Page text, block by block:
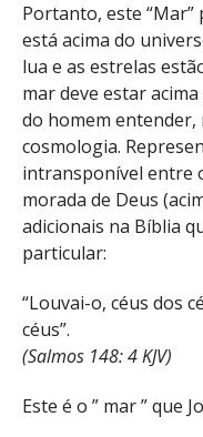
Portanto, este
está acima do
lua e as estrelas
mar deve estar
do homem
cosmologia.
intransponível entre
morada de Deus
adicionais na Bíblia
particular:
“Louvai-o, céus dos
céus”.
(Salmos 148: 4 KJV)
Este é o ” mar ” que